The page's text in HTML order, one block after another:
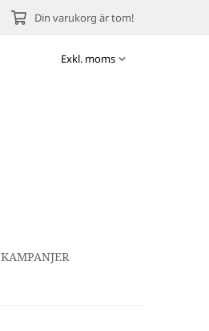
Din varukorg är tom!
KAMPANJER